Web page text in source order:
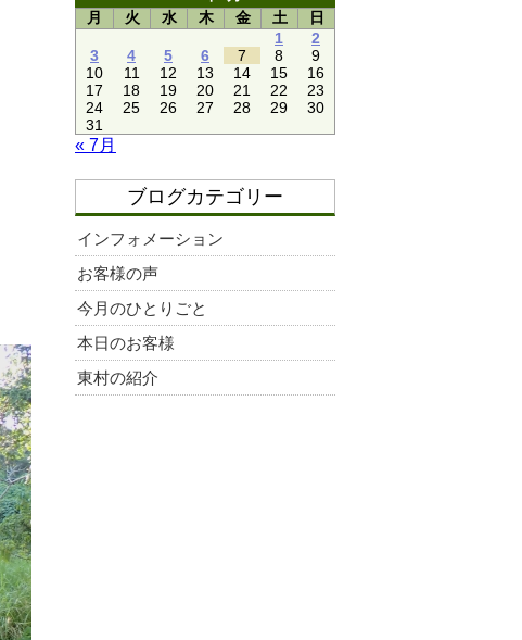
月
火 水 木 金 土
日
1
2
3
4 5 6 7 8
9
10
11 12 13 14 15
16
17
18 19 20 21 22
23
24
25 26 27 28 29
30
31
« 7月
ブログカテゴリー
インフォメーション
お客様の声
今月のひとりごと
本日のお客様
東村の紹介